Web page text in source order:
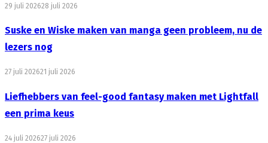
29 juli 202628 juli 2026
Suske en Wiske maken van manga geen probleem, nu de
lezers nog
27 juli 202621 juli 2026
Liefhebbers van feel-good fantasy maken met Lightfall
een prima keus
24 juli 202627 juli 2026